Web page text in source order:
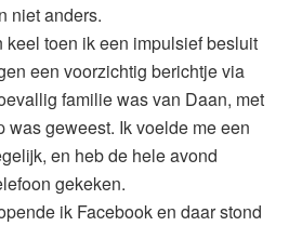
niet anders.
keel toen ik een impulsief besluit
een voorzichtig berichtje via
familie was van Daan, met
was geweest. Ik voelde me een
en heb de hele avond
gekeken.
ik Facebook en daar stond